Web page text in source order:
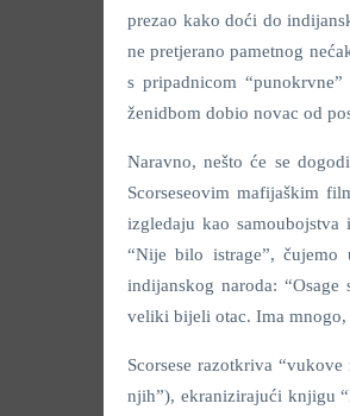
prezao kako doći do
ne pretjerano pametnog
s pripadnicom
ženidbom dobio novac od
Naravno, nešto će se
Scorseseovim mafijaškim
izgledaju kao samoubojstva
“Nije bilo istrage”,
indijanskog naroda:
veliki bijeli otac. Ima
Scorsese razotkriva
njih”), ekranizirajući knjigu